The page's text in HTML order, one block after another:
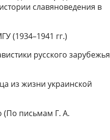
славяноведения в
(1934–1941 гг.)
русского зарубежья
из жизни украинской
(По письмам Г. А.